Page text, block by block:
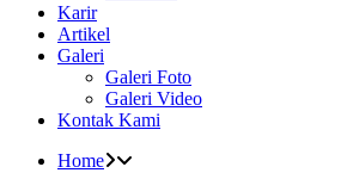
Karir
Artikel
Galeri
Galeri Foto
Galeri Video
Kontak Kami
Home